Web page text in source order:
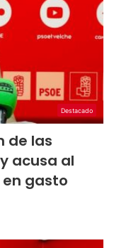
Destacado
de las
acusa al
gasto